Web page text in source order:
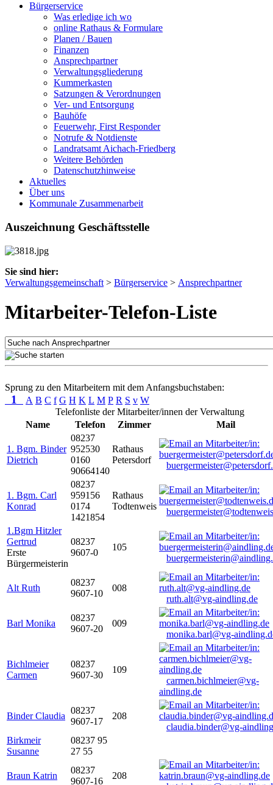
Bürgerservice
Was erledige ich wo
online Rathaus & Formulare
Planen / Bauen
Finanzen
Ansprechpartner
Verwaltungsgliederung
Kummerkasten
Satzungen & Verordnungen
Ver- und Entsorgung
Bauhöfe
Feuerwehr, First Responder
Notrufe & Notdienste
Landratsamt Aichach-Friedberg
Weitere Behörden
Datenschutzhinweise
Aktuelles
Über uns
Kommunale Zusammenarbeit
Auszeichnung Geschäftsstelle
Sie sind hier:
Verwaltungsgemeinschaft > Bürgerservice > Ansprechpartner
Mitarbeiter-Telefon-Liste
Sprung zu den Mitarbeitern mit dem Anfangsbuchstaben:
1 A B C f G H K L M P R S v W
Telefonliste der Mitarbeiter/innen der Verwaltung
Name
Telefon Zimmer Mail
1. Bgm. Binder
Dietrich
08237
952530
0160
90664140
Rathaus
Petersdorf
1. Bgm. Carl
Konrad
08237
959156
0174
1421854
Rathaus
Todtenweis
1.Bgm Hitzler
Gertrud
Erste
Bürgermeisterin
08237
9607-0
105
Alt Ruth
08237
9607-10
008
ruth.alt@vg-aindling.de
Barl Monika
08237
9607-20
009
monika.barl@vg-
Bichlmeier
Carmen
08237
9607-30
109
carmen.bichlmeier@vg-
aindling.de
Binder Claudia
08237
9607-17
208
claudia.binder@vg-
Birkmeir
Susanne
08237 95
27 55
Braun Katrin
08237
9607-16
208